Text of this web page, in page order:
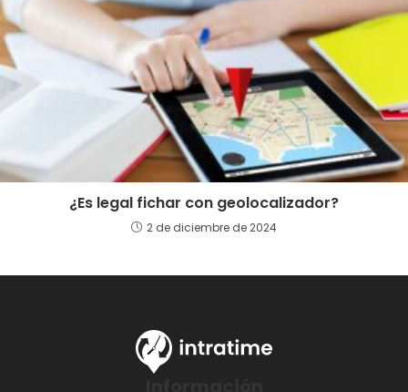
¿Es legal fichar con geolocalizador?
2 de diciembre de 2024